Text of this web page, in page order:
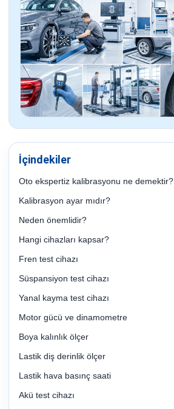
İçindekiler
Oto ekspertiz kalibrasyonu ne demektir?
Kalibrasyon ayar mıdır?
Neden önemlidir?
Hangi cihazları kapsar?
Fren test cihazı
Süspansiyon test cihazı
Yanal kayma test cihazı
Motor gücü ve dinamometre
Boya kalınlık ölçer
Lastik diş derinlik ölçer
Lastik hava basınç saati
Akü test cihazı